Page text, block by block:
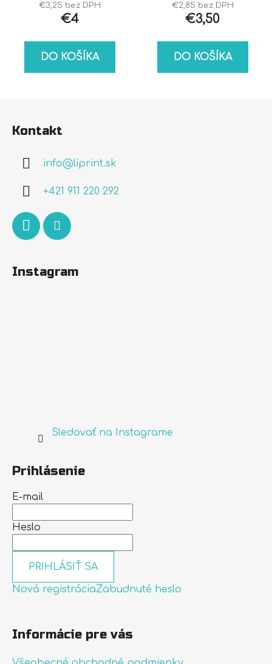
€3,25 bez DPH
€4
DO KOŠÍKA
€2,85 bez DPH
€3,50
DO KOŠÍKA
Kontakt
info@liprint.sk
+421 911 220 292
Instagram
Sledovať na Instagrame
Prihlásenie
E-mail
Heslo
PRIHLÁSIŤ SA
Nová registráciaZabudnuté heslo
Informácie pre vás